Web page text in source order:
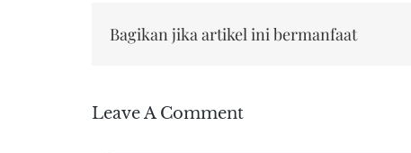
Bagikan jika artikel ini bermanfaat
Leave A Comment